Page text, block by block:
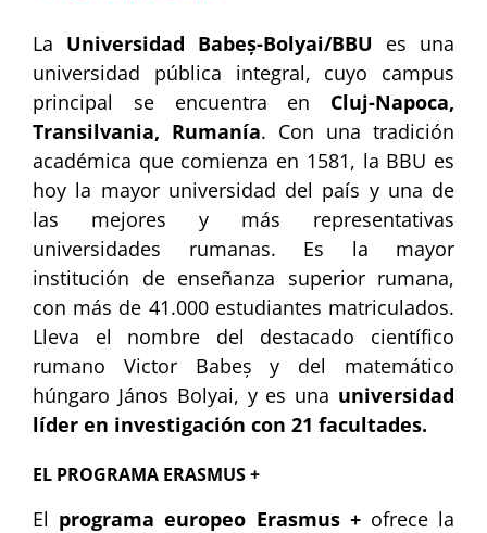
La Universidad Babeș-Bolyai/BBU es una
universidad pública integral, cuyo campus
principal se encuentra en Cluj-Napoca,
Transilvania, Rumanía. Con una tradición
académica que comienza en 1581, la BBU es
hoy la mayor universidad del país y una de
las mejores y más representativas
universidades rumanas. Es la mayor
institución de enseñanza superior rumana,
con más de 41.000 estudiantes matriculados.
Lleva el nombre del destacado científico
rumano Victor Babeș y del matemático
húngaro János Bolyai, y es una universidad
líder en investigación con 21 facultades.
EL PROGRAMA ERASMUS +
El programa europeo Erasmus +ofrece la